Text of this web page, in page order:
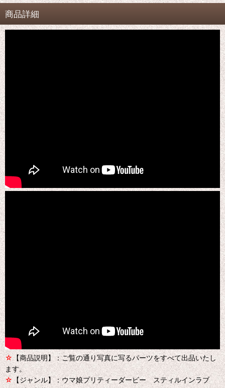
商品詳細
☆【商品説明】：ご覧の通り写真に写るパーツをすべて出品いたし
ます。
☆ 【ジャンル】：ウマ娘プリティーダービー スティルインラブ